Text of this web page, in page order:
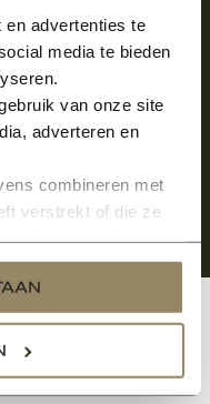
en advertenties te
media te bieden
van onze site
adverteren en
combineren met
verstrekt of die ze